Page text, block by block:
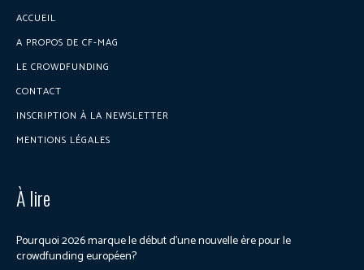
ACCUEIL
A PROPOS DE CF-MAG
LE CROWDFUNDING
CONTACT
INSCRIPTION À LA NEWSLETTER
MENTIONS LÉGALES
À lire
Pourquoi 2026 marque le début d’une nouvelle ère pour le
crowdfunding européen?